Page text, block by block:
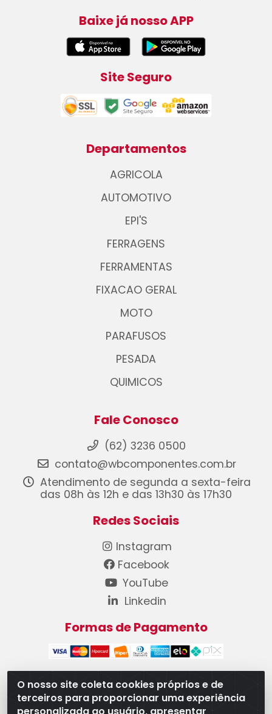
O nosso site coleta cookies próprios e de
terceiros para proporcionar uma experiência
Baixe já nosso APP
Site Seguro
Departamentos
AGRICOLA
AUTOMOTIVO
EPI'S
FERRAGENS
FERRAMENTAS
FIXACAO GERAL
MOTO
PARAFUSOS
PESADA
QUIMICOS
Fale Conosco
(62) 3236 0500
contato@wbcomponentes.com.br
Atendimento de segunda a sexta-feira
das 08h às 12h e das 13h30 às 17h30
Redes Sociais
Instagram
Facebook
YouTube
Linkedin
Formas de Pagamento
WB Componentes Automotivos LTDA - CNPJ
08.528.393/0001-12 - Rua do Níquel, 667 - Parque